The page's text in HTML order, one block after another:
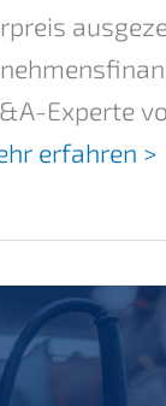
Experte
erfahren >